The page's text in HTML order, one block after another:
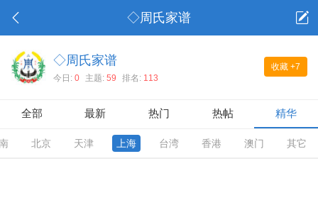
◇周氏家谱
收藏 +7
◇周氏家谱
今日: 0 主题: 59 排名: 113
全部 最新 热门 热帖 精华
北京 天津 上海 台湾 香港 澳门 其它